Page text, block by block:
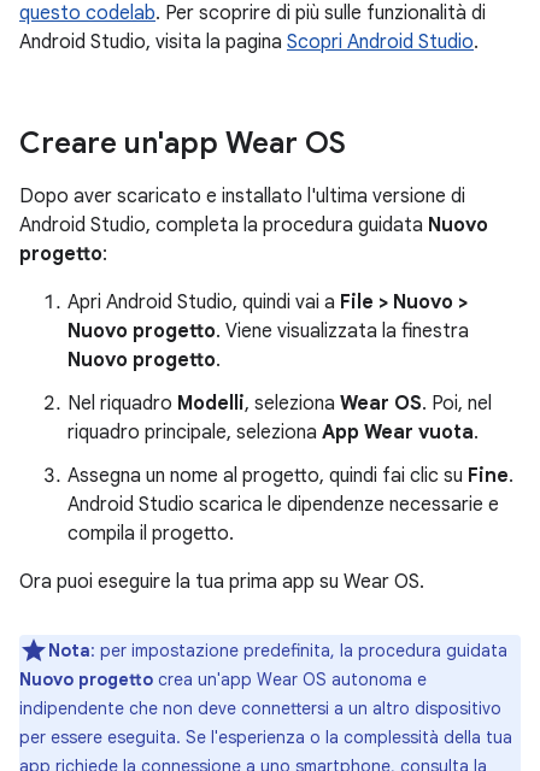
questo codelab. Per scoprire di più sulle funzionalità di
Android Studio, visita la pagina Scopri Android Studio.
Creare un'app Wear OS
Dopo aver scaricato e installato l'ultima versione di
Android Studio, completa la procedura guidata Nuovo
progetto:
Apri Android Studio, quindi vai a File > Nuovo >
Nuovo progetto. Viene visualizzata la finestra
Nuovo progetto.
Nel riquadro Modelli, seleziona Wear OS. Poi, nel
riquadro principale, seleziona App Wear vuota.
Assegna un nome al progetto, quindi fai clic su Fine.
Android Studio scarica le dipendenze necessarie e
compila il progetto.
Ora puoi eseguire la tua prima app su Wear OS.
Nota: per impostazione predefinita, la procedura guidata
Nuovo progetto crea un'app Wear OS autonoma e
indipendente che non deve connettersi a un altro dispositivo
per essere eseguita. Se l'esperienza o la complessità della tua
app richiede la connessione a uno smartphone, consulta la